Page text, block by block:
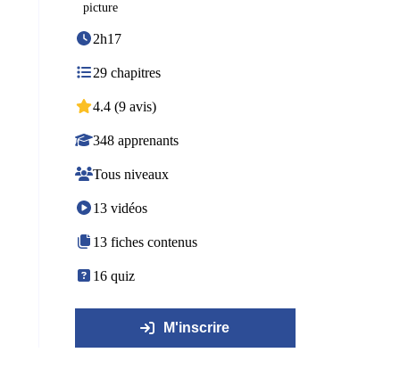
2h17
29 chapitres
4.4 (9 avis)
348 apprenants
Tous niveaux
13 vidéos
13 fiches contenus
16 quiz
M'inscrire